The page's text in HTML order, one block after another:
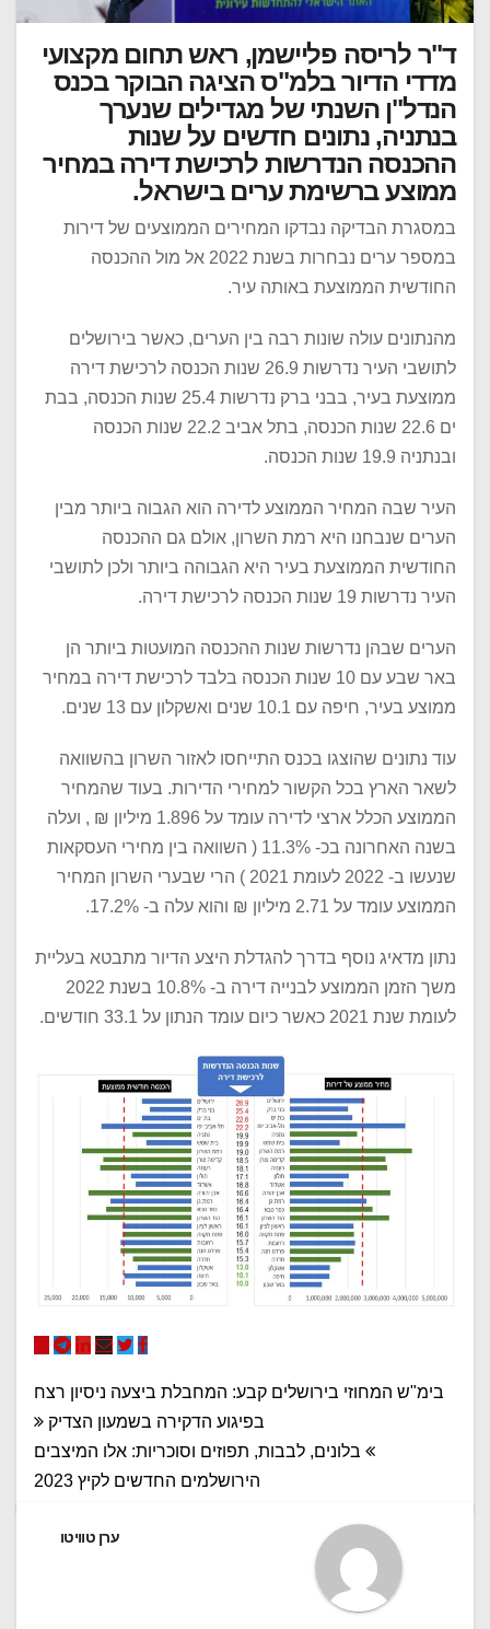
ד"ר לריסה פליישמן, ראש תחום מקצועי
מדדי הדיור בלמ"ס הציגה הבוקר בכנס
הנדל"ן השנתי של מגדילים שנערך
בנתניה, נתונים חדשים על שנות
ההכנסה הנדרשות לרכישת דירה במחיר
ממוצע ברשימת ערים בישראל.
במסגרת הבדיקה נבדקו המחירים הממוצעים של דירות
במספר ערים נבחרות בשנת 2022 אל מול ההכנסה
החודשית הממוצעת באותה עיר.
מהנתונים עולה שונות רבה בין הערים, כאשר בירושלים
לתושבי העיר נדרשות 26.9 שנות הכנסה לרכישת דירה
ממוצעת בעיר, בבני ברק נדרשות 25.4 שנות הכנסה, בבת
ים 22.6 שנות הכנסה, בתל אביב 22.2 שנות הכנסה
ובנתניה 19.9 שנות הכנסה.
העיר שבה המחיר הממוצע לדירה הוא הגבוה ביותר מבין
הערים שנבחנו היא רמת השרון, אולם גם ההכנסה
החודשית הממוצעת בעיר היא הגבוהה ביותר ולכן לתושבי
העיר נדרשות 19 שנות הכנסה לרכישת דירה.
הערים שבהן נדרשות שנות ההכנסה המועטות ביותר הן
באר שבע עם 10 שנות הכנסה בלבד לרכישת דירה במחיר
ממוצע בעיר, חיפה עם 10.1 שנים ואשקלון עם 13 שנים.
עוד נתונים שהוצגו בכנס התייחסו לאזור השרון בהשוואה
לשאר הארץ בכל הקשור למחירי הדירות. בעוד שהמחיר
הממוצע הכלל ארצי לדירה עומד על 1.896 מיליון ₪ , ועלה
בשנה האחרונה בכ- 11.3% ( השוואה בין מחירי העסקאות
שנעשו ב- 2022 לעומת 2021 ) הרי שבערי השרון המחיר
הממוצע עומד על 2.71 מיליון ₪ והוא עלה ב- 17.2%.
נתון מדאיג נוסף בדרך להגדלת היצע הדיור מתבטא בעליית
משך הזמן הממוצע לבנייה דירה ב- 10.8% בשנת 2022
לעומת שנת 2021 כאשר כיום עומד הנתון על 33.1 חודשים.
ניווט
בימ"ש המחוזי בירושלים קבע: המחבלת ביצעה ניסיון רצח
בפיגוע הדקירה בשמעון הצדיק
בלונים, לבבות, תפוזים וסוכריות: אלו המיצבים
הירושלמים החדשים לקיץ 2023
ערן טוויטו